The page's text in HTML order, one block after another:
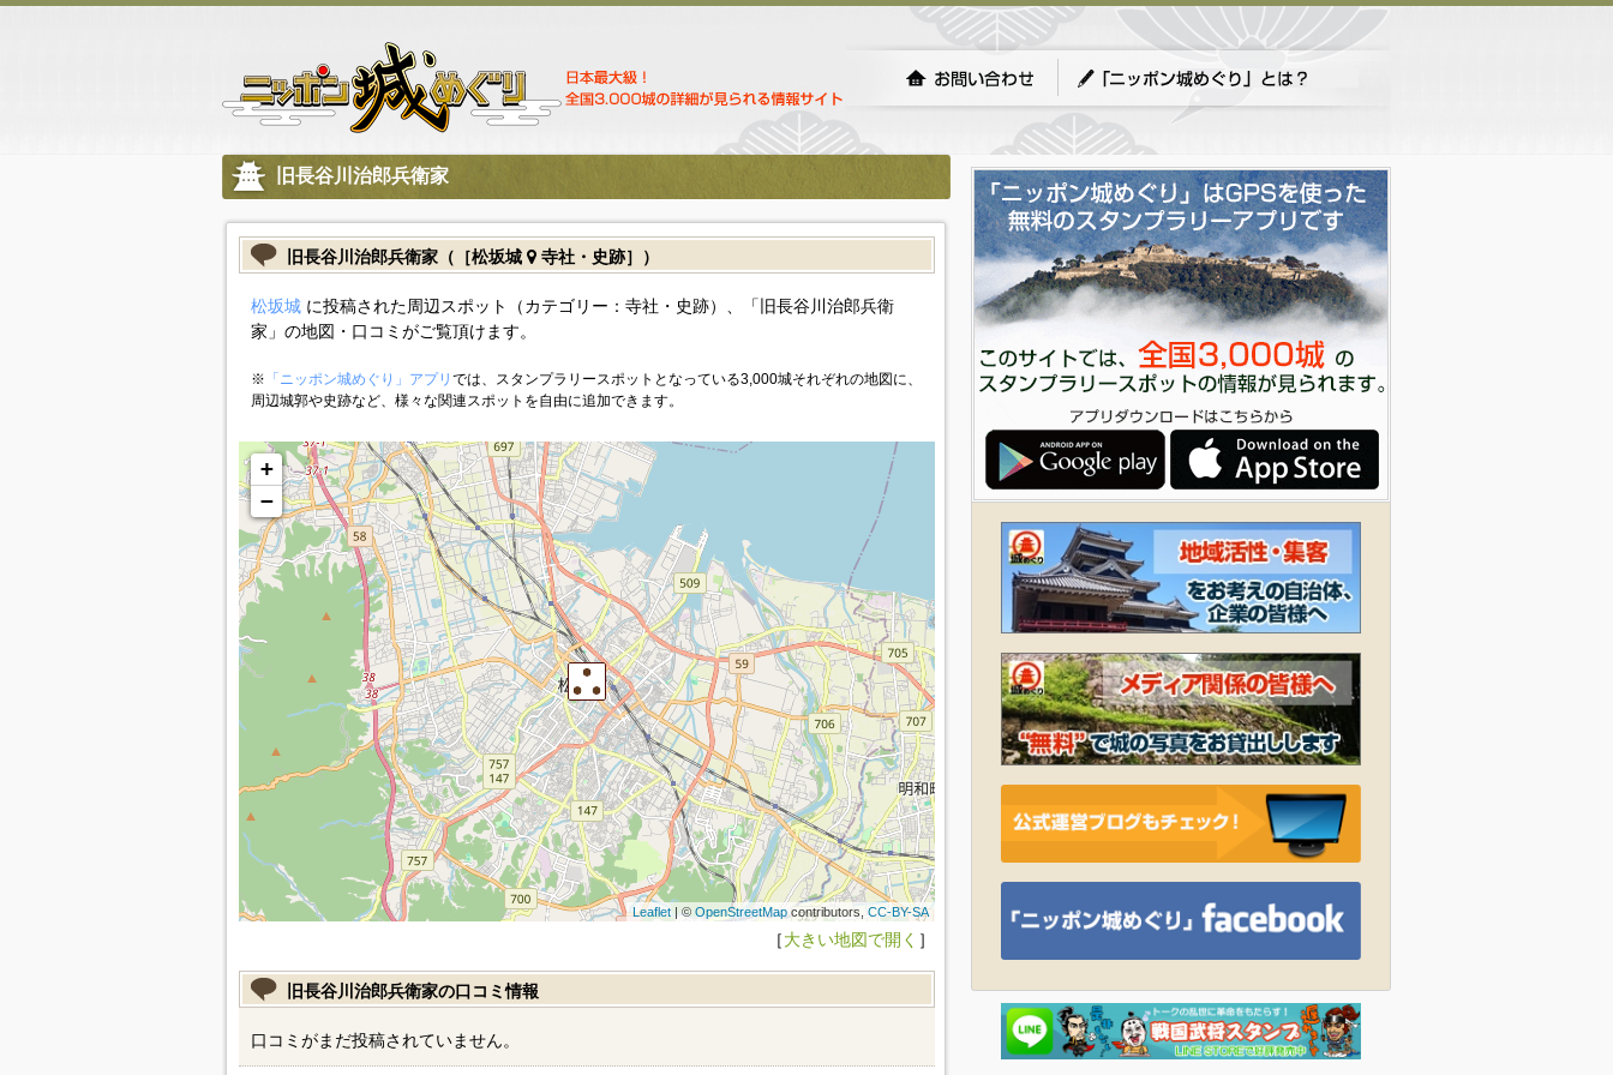
旧長谷川治郎兵衛家
旧長谷川治郎兵衛家（［松坂城 寺社・史跡］）
松坂城に投稿された周辺スポット（カテゴリー：寺社・史跡）、「旧長谷川治郎兵衛
家」の地図・口コミがご覧頂けます。
※ 「ニッポン城めぐり」アプリ では、スタンプラリースポットとなっている3,000城それぞれの地図に、
周辺城郭や史跡など、様々な関連スポットを自由に追加できます。
+
−
Leaflet| © OpenStreetMapcontributors, CC-BY-SA
［大きい地図で開く ］
旧長谷川治郎兵衛家の口コミ情報
口コミがまだ投稿されていません。